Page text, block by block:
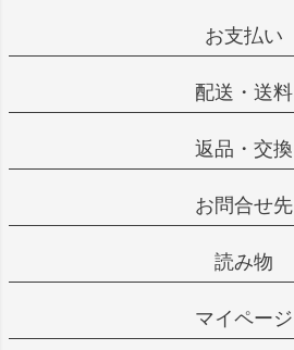
お支払い
配送・送料
返品・交換
お問合せ先
読み物
マイページ